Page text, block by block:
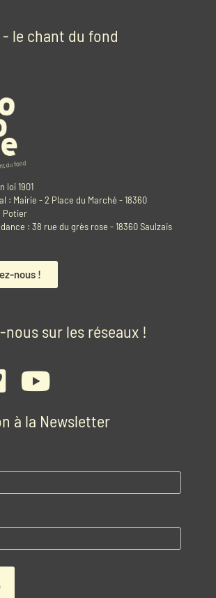
le chant du fond
loi 1901
: Mairie - 2 Place du Marché - 18360
Potier
: 38 rue du grès rose - 18360 Saulzais
nous !
sur les réseaux !
à la Newsletter